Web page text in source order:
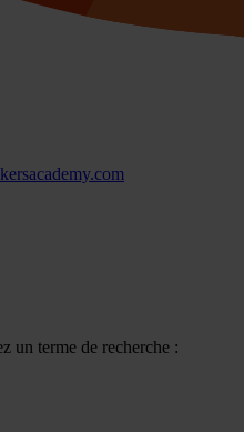
un terme de recherche :